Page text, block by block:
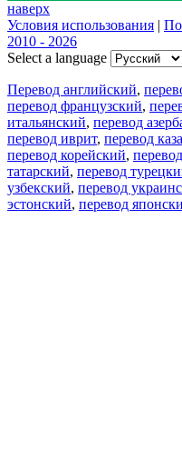
наверх
Условия использования |
2010 - 2026
Select a language
Перевод английский,
перевод французский,
итальянский, перевод
перевод иврит, перевод
перевод корейский,
татарский, перевод
узбекский, перевод
эстонский, перевод